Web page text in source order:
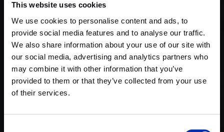
This website uses cookies
We use cookies to personalise content and ads, to
provide social media features and to analyse our traffic.
We also share information about your use of our site with
our social media, advertising and analytics partners who
may combine it with other information that you’ve
provided to them or that they’ve collected from your use
of their services.